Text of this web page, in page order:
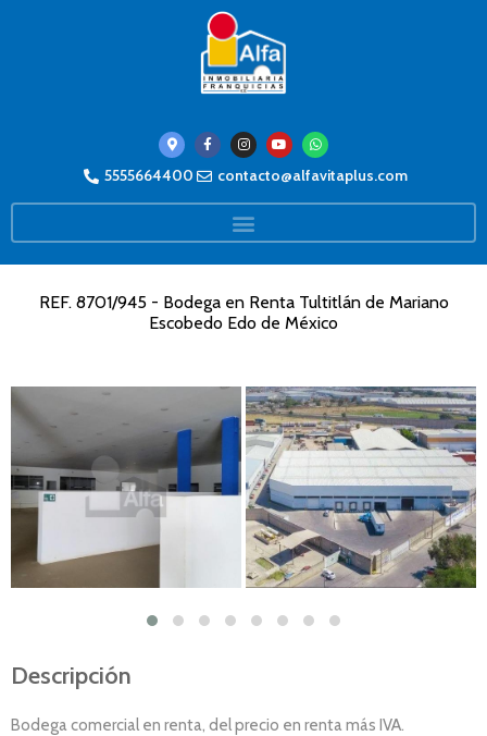
5555664400 contacto@alfavitaplus.com
REF. 8701/945 - Bodega en Renta Tultitlán de Mariano
Escobedo Edo de México
Descripción
Bodega comercial en renta, del precio en renta más IVA.